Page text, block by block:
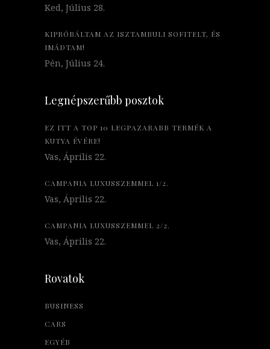
Ked, Július 28.
KIPRÓBÁLTAM AZ ISZTAMBULI SOFITELT, ÉS
IMÁDTAM!
Pén, Július 24.
Legnépszerűbb posztok
EZ ITT A TOP 10 LEGPAZARABB TERMÉK A
KUTYA ÉVÉRE!
Vas, Április 22.
CAMPANIA LUXUSSZEMMEL 1/2.
Vas, Április 22.
CAMPANIA LUXUSSZEMMEL 2/2.
Vas, Április 22.
Rovatok
BUSINESS
CARS
EGYÉB